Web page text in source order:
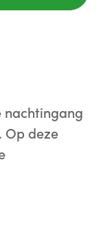
nachtingang
Op deze